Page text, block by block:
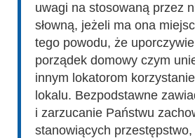
uwagi na stosowaną przez
słowną, jeżeli ma ona
tego powodu, że
porządek domowy czym
innym lokatorom
lokalu. Bezpodstawne
i zarzucanie Państwu
stanowiących